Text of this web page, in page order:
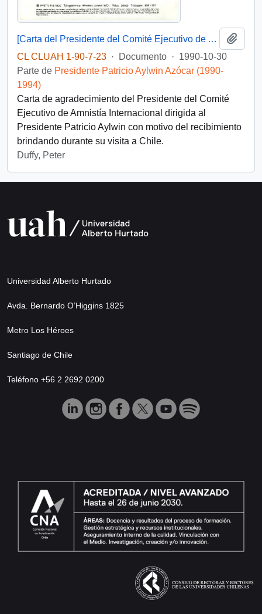
[Carta del Presidente del Comité Ejecutivo de Amnistía Internacional dirigida al Presidente Patricio Aylwin]
CL CLUAH 1-90-7-23 · Documento · 1990-10-30
Parte de Presidente Patricio Aylwin Azócar (1990-
1994)
Carta de agradecimiento del Presidente del Comité
Ejecutivo de Amnistía Internacional dirigida al
Presidente Patricio Aylwin con motivo del recibimiento
brindando durante su visita a Chile.
Duffy, Peter
Universidad Alberto Hurtado
Avda. Bernardo O’Higgins 1825
Metro Los Héroes
Santiago de Chile
Teléfono +56 2 2692 0200